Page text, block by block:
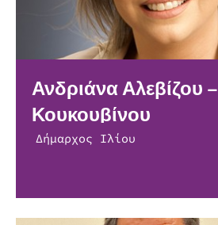
Ανδριάνα Αλεβίζου –
Κουκουβίνου
Δήμαρχος Ιλίου